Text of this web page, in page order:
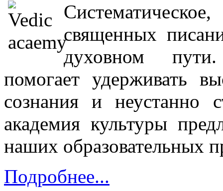
священных
духовном
помогает удерживать
сознания и неустанно
академия культуры
наших образовательных
Подробнее...